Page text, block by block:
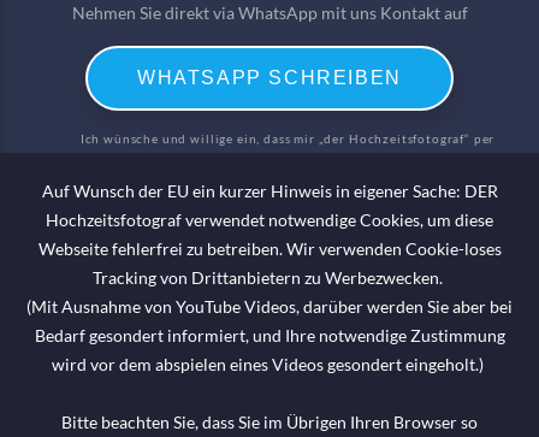
Auf Wunsch der EU ein kurzer Hinweis in eigener Sache: DER
Hochzeitsfotograf verwendet notwendige Cookies, um diese
Webseite fehlerfrei zu betreiben. Wir verwenden Cookie-loses
Tracking von Drittanbietern zu Werbezwecken.
(Mit Ausnahme von YouTube Videos, darüber werden Sie aber bei
Bedarf gesondert informiert, und Ihre notwendige Zustimmung
wird vor dem abspielen eines Videos gesondert eingeholt.)
Bitte beachten Sie, dass Sie im Übrigen Ihren Browser so
Nehmen Sie direkt via WhatsApp mit uns Kontakt auf
WHATSAPP SCHREIBEN
Ich wünsche und willige ein, dass mir „der Hochzeitsfotograf“ per
per WhatsApp gestellt habe; beantwortet.
Haben wir Sie beeindruckt?
Dann erzählen Sie es doch weiter!
Begeisterung braucht Öffentlichkeit
Bewerten Sie uns auf Google
Werden Sie unser Fan auf